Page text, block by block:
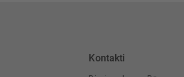
Kontakti